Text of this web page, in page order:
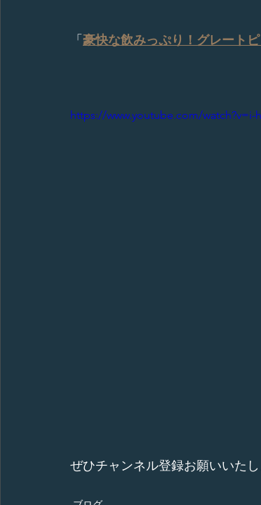
「 豪快な飲みっぷり！グレートピ
https://www.youtube.com/watch?v=i-
ぜひチャンネル登録お願いいたし